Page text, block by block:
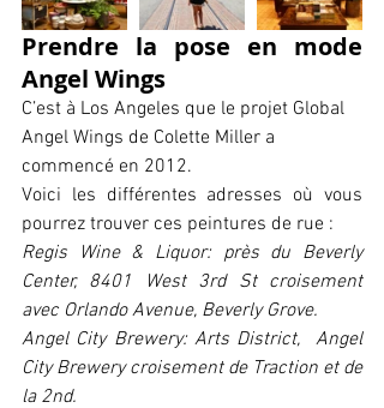
Prendre la pose en mode
Angel Wings
C’est à Los Angeles que le projet Global
Angel Wings de Colette Miller a
commencé en 2012.
Voici les différentes adresses où vous
pourrez trouver ces peintures de rue :
Regis Wine & Liquor: près du Beverly
Center, 8401 West 3rd St croisement
avec Orlando Avenue, Beverly Grove.
Angel City Brewery: Arts District,  Angel
City Brewery croisement de Traction et de
la 2nd.